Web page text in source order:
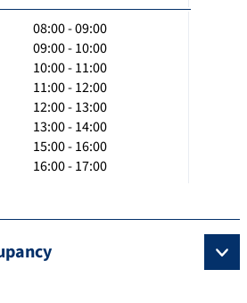
08:00 - 09:00
09:00 - 10:00
10:00 - 11:00
11:00 - 12:00
12:00 - 13:00
13:00 - 14:00
15:00 - 16:00
16:00 - 17:00